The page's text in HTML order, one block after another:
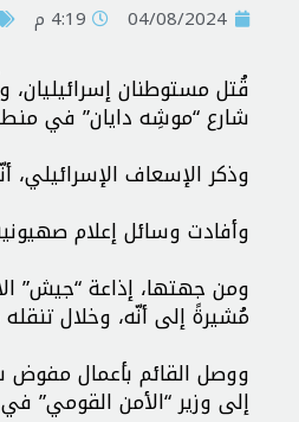
04/08/2024 4:19 م
شارع “موشِه دايان” في
وذكر الإسعاف
وأفادت وسائل إعلام
مُشيرةً إلى أنّه، وخلال
ووصل القائم بأعمال مفوض
إلى وزير “الأمن القومي”